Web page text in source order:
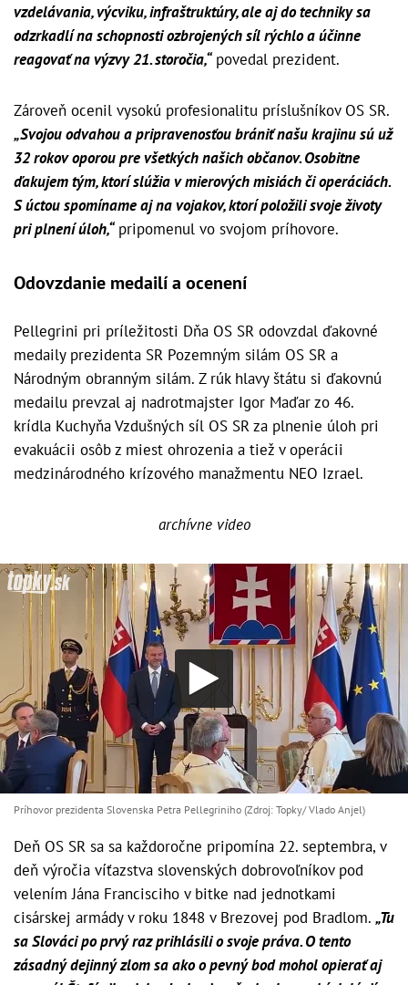
vzdelávania, výcviku, infraštruktúry, ale aj do techniky sa
odzrkadlí na schopnosti ozbrojených síl rýchlo a účinne
reagovať na výzvy 21. storočia,“povedal prezident.
Zároveň ocenil vysokú profesionalitu príslušníkov OS SR.
„Svojou odvahou a pripravenosťou brániť našu krajinu sú už
32 rokov oporou pre všetkých našich občanov. Osobitne
ďakujem tým, ktorí slúžia v mierových misiách či operáciách.
S úctou spomíname aj na vojakov, ktorí položili svoje životy
pri plnení úloh,“pripomenul vo svojom príhovore.
Odovzdanie medailí a ocenení
Pellegrini pri príležitosti Dňa OS SR odovzdal ďakovné
medaily prezidenta SR Pozemným silám OS SR a
Národným obranným silám. Z rúk hlavy štátu si ďakovnú
medailu prevzal aj nadrotmajster Igor Maďar zo 46.
krídla Kuchyňa Vzdušných síl OS SR za plnenie úloh pri
evakuácii osôb z miest ohrozenia a tiež v operácii
medzinárodného krízového manažmentu NEO Izrael.
archívne video
Príhovor prezidenta Slovenska Petra Pellegriniho (Zdroj: Topky/ Vlado Anjel)
Deň OS SR sa sa každoročne pripomína 22. septembra, v
deň výročia víťazstva slovenských dobrovoľníkov pod
velením Jána Francisciho v bitke nad jednotkami
cisárskej armády v roku 1848 v Brezovej pod Bradlom. „Tu
sa Slováci po prvý raz prihlásili o svoje práva. O tento
zásadný dejinný zlom sa ako o pevný bod mohol opierať aj